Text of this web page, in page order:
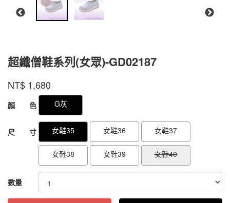
超纖僧鞋系列(女眾)-GD02187
商品代號 GD02187350
GD02187350
品牌 M&G
NT$ 1,680
GOODS000000000000000078824
顏 色 G灰
尺 寸 女鞋35 女鞋36 女鞋37
女鞋38 女鞋39 女鞋40
數量